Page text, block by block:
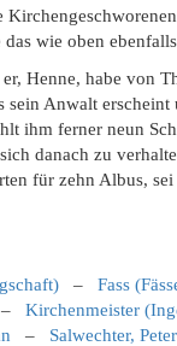
wie oben
Henne, habe von
sein Anwalt
ihm ferner neun
danach zu
für zehn Albus, sei
– Fass
Kirchenmeister
– Salwechter, Peter